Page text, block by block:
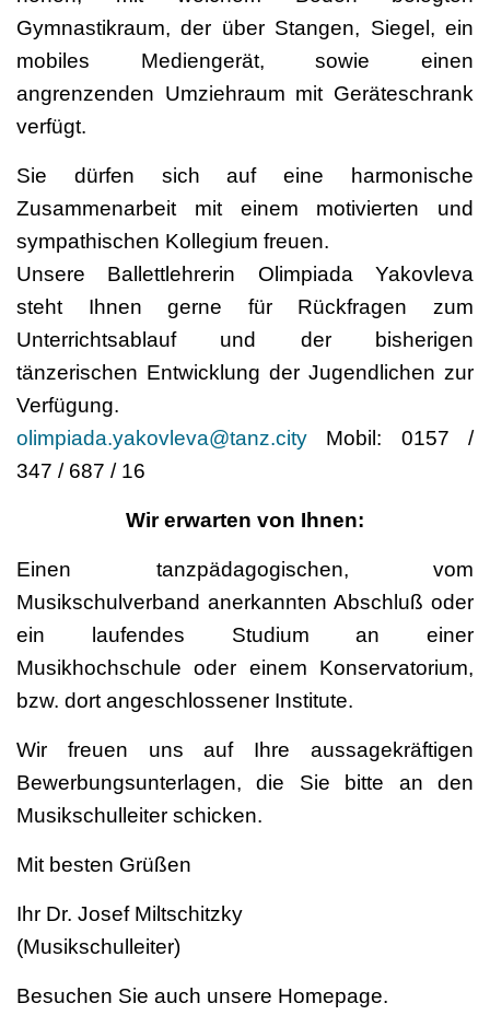
Gymnastikraum, der über Stangen, Siegel, ein
mobiles Mediengerät, sowie einen
angrenzenden Umziehraum mit Geräteschrank
verfügt.
Sie dürfen sich auf eine harmonische
Zusammenarbeit mit einem motivierten und
sympathischen Kollegium freuen.
Unsere Ballettlehrerin Olimpiada Yakovleva
steht Ihnen gerne für Rückfragen zum
Unterrichtsablauf und der bisherigen
tänzerischen Entwicklung der Jugendlichen zur
Verfügung.
olimpiada.yakovleva@tanz.city Mobil: 0157 /
347 / 687 / 16
Wir erwarten von Ihnen:
Einen tanzpädagogischen, vom
Musikschulverband anerkannten Abschluß oder
ein laufendes Studium an einer
Musikhochschule oder einem Konservatorium,
bzw. dort angeschlossener Institute.
Wir freuen uns auf Ihre aussagekräftigen
Bewerbungsunterlagen, die Sie bitte an den
Musikschulleiter schicken.
Mit besten Grüßen
Ihr Dr. Josef Miltschitzky
(Musikschulleiter)
Besuchen Sie auch unsere Homepage.